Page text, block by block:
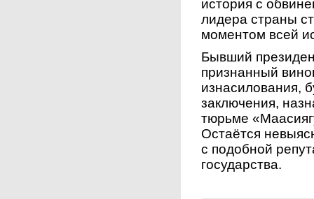
история с
лидера страны
моментом всей
Бывший
признанный
изнасилования,
заключения,
тюрьме
Остаётся
с подобной
государства.